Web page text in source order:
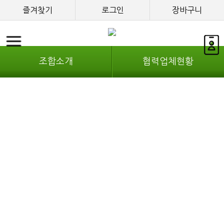
즐겨찾기 로그인 장바구니
조합소개 협력업체현황